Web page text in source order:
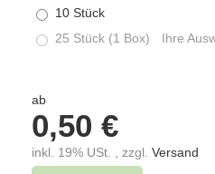
10 Stück
25 Stück (1 Box)
Ihre
ab
0,50 €
inkl. 19% USt. , zzgl. Versand